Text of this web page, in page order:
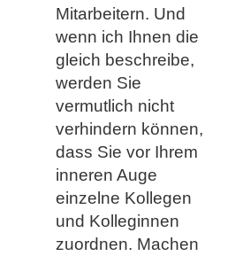
Mitarbeitern. Und
wenn ich Ihnen die
gleich beschreibe,
werden Sie
vermutlich nicht
verhindern können,
dass Sie vor Ihrem
inneren Auge
einzelne Kollegen
und Kolleginnen
zuordnen. Machen